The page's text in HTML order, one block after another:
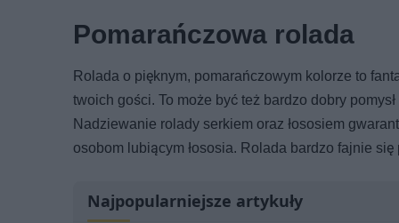
Pomarańczowa rolada
Rolada o pięknym, pomarańczowym kolorze to
twoich gości. To może być też bardzo dobry
Nadziewanie rolady serkiem oraz łososiem
osobom lubiącym łososia. Rolada bardzo fajnie
Najpopularniejsze artykuły